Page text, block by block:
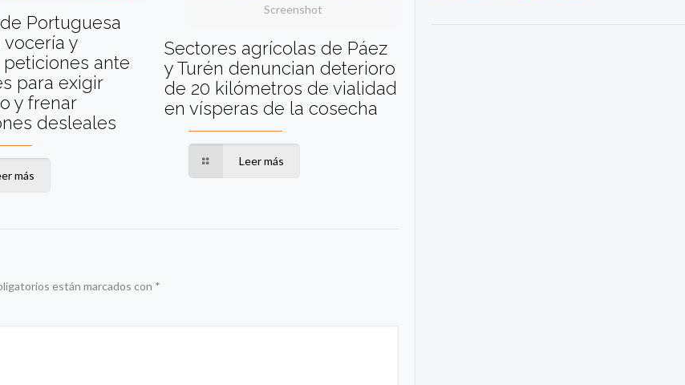
Portuguesa
y
ante
para exigir
y frenar
desleales
más
Screenshot
Sectores agrícolas de Páez
y Turén denuncian deterioro
de 20 kilómetros de vialidad
en vísperas de la cosecha
Leer más
están marcados con *